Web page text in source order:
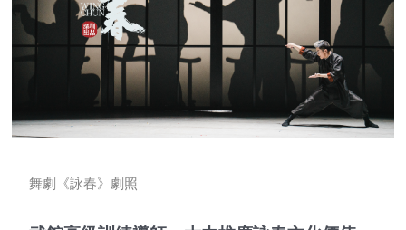
舞劇《詠春》劇照